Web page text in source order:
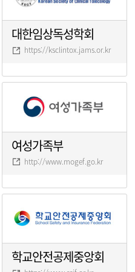
대한임상독성학회
https://ksclintox.jams.or.kr
여성가족부
http://www.mogef.go.kr
학교안전공제중앙회